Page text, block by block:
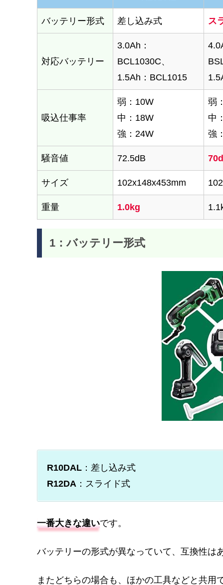
R10DAL
バッテリー形式 差し込み式 ス
対応バッテリー
3.0Ah：
BCL1030C、
1.5Ah：BCL1015
吸込仕事率
弱：10W
中：18W
強：24W
弱
中
強：
騒音値 72.5dB
サイズ 102x148x453mm
重量 1.0kg
1：バッテリー形式
R10DAL ：差し込み式
R12DA ：スライド式
一番大きな違いです。
バッテリーの形式が異なっていて、互換性は
またどちらの場合も、ほかの工具などと共用